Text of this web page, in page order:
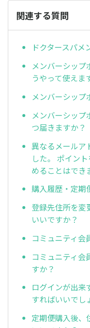
関連する質問
ドクタースパメ
メンバーシップ
うやって使えま
メンバーシップ
メンバーシッ
つ届きますか？
異なるメールア
した。 ポイン
めることはでき
購入履歴・定期
登録先住所を変
いいですか？
コミュニティ会
コミュニティ会
すか？
ログインが出来
すればいいでし
定期便購入後、